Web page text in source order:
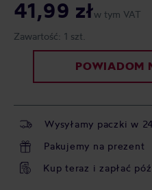
41,99 złw tym VAT
Zawartość: 1 szt.
POWIADOM
Wysyłamy paczki w
Pakujemy na prezent
Kup teraz i zapłać